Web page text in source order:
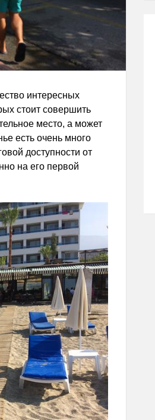
интересных
стоит совершить
место, а может
есть очень много
доступности от
на его первой